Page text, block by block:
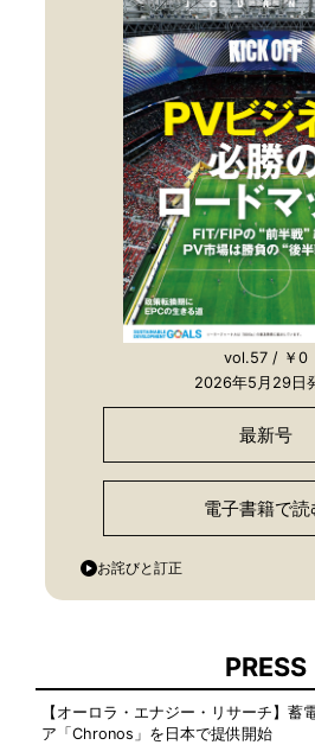
vol.57 / ￥0
2026年5月29日
最新号
電子書籍で読
お詫びと訂正
PRESS
【オーロラ・エナジー・リサーチ】蓄
ア「Chronos」を日本で提供開始